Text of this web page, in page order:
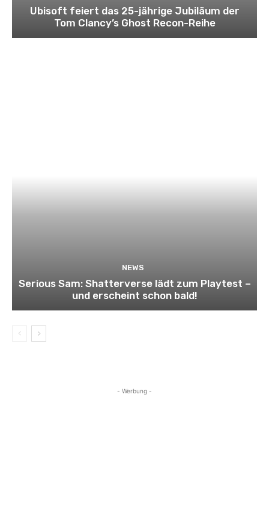
Ubisoft feiert das 25-jährige Jubiläum der
Tom Clancy’s Ghost Recon-Reihe
NEWS
Serious Sam: Shatterverse lädt zum Playtest –
und erscheint schon bald!
- Werbung -